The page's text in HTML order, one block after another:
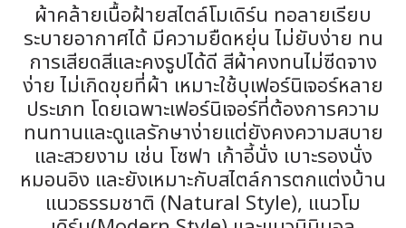
ผ้าคล้ายเนื้อฝ้ายสไตล์โมเดิร์น ทอลายเรียบ
ระบายอากาศได้ มีความยืดหยุ่น ไม่ยับง่าย ทน
การเสียดสีและคงรูปได้ดี สีผ้าคงทนไม่ซีดจาง
ง่าย ไม่เกิดขุยที่ผ้า เหมาะใช้บุเฟอร์นิเจอร์หลาย
ประเภท โดยเฉพาะเฟอร์นิเจอร์ที่ต้องการความ
ทนทานและดูแลรักษาง่ายแต่ยังคงความสบาย
และสวยงาม เช่น โซฟา เก้าอี้นั่ง เบาะรองนั่ง
หมอนอิง และยังเหมาะกับสไตล์การตกแต่งบ้าน
แนวธรรมชาติ (Natural Style), แนวโม